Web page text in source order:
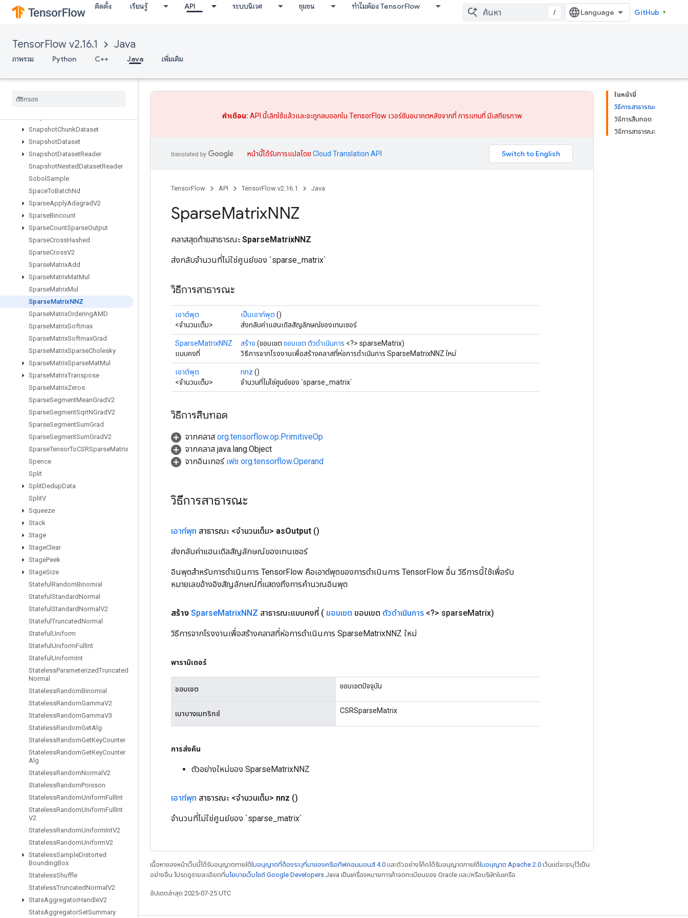
ติดตั้ง เรียนรู้ API ระบบนิเวศ ชุมชน ทำไมต้อง TensorFlow
/ GitHub
TensorFlow v2.16.1 Java
ภาพรวม Python C++ Java เพิ่มเติม
ShuffleDatasetV2
ShuffleDatasetV3
ShutdownTPUSystem
Size
SleepDataset
SnapshotChunkDataset
SnapshotDataset
SnapshotDatasetReader
SnapshotNestedDatasetReader
Sobol Sample
SpaceToBatchNd
SparseApplyAdagradV2
SparseBincount
SparseCountSparseOutput
SparseCrossHashed
SparseCrossV2
SparseMatrixAdd
SparseMatrixMatMul
SparseMatrixMul
SparseMatrixNNZ
SparseMatrixOrderingAMD
SparseMatrixSoftmax
SparseMatrixSoftmaxGrad
SparseMatrixSparseCholesky
SparseMatrixSparseMatMul
SparseMatrixTranspose
SparseMatrixZeros
SparseSegmentMeanGradV2
SparseSegmentSqrtNGradV2
SparseSegmentSumGrad
SparseSegmentSumGradV2
SparseTensorToCSRSparseMatrix
Spence
Split
SplitDedupData
SplitV
Squeeze
Stack
Stage
StageClear
StagePeek
StageSize
Stateful RandomBinomial
Stateful StandardNormal
Stateful StandardNormal V2
Stateful TruncatedNormal
Stateful Uniform
Stateful UniformFull Int
Stateful UniformInt
StatelessParameterizedTruncated
Normal
StatelessRandomBinomial
StatelessRandomGammaV2
StatelessRandomGammaV3
StatelessRandomGetAlg
StatelessRandomGetKeyCounter
StatelessRandomGetKeyCounter
Alg
StatelessRandomNormal V2
StatelessRandomPoisson
StatelessRandomUniformFull Int
StatelessRandomUniformFull Int
V2
StatelessRandomUniformIntV2
StatelessRandomUniformV2
StatelessSampleDistorted
BoundingBox
StatelessShuffle
StatelessTruncatedNormal V2
StatsAggregatorHandleV2
StatsAggregatorSetSummary
ในหน้านี้
วิธีการสาธารณะ
วิธีการสืบทอด
วิธีการสาธารณะ
คำเตือน: API นี้เลิกใช้แล้วและจะถูกลบออกใน TensorFlow เวอร์ชันอนาคตหลังจากที่ การแทนที่ มีเสถียรภาพ
หน้านี้ได้รับการแปลโดย Cloud Translation API
TensorFlow API TensorFlow v2.16.1 Java
SparseMatrixNNZ
คลาสสุดท้ายสาธารณะSparseMatrixNNZ
ส่งกลับจำนวนที่ไม่ใช่ศูนย์ของ `sparse_matrix`
วิธีการสาธารณะ
เอาต์พุต
<จำนวนเต็ม>
เป็นเอาท์พุต ()
ส่งกลับค่าแฮนเดิลสัญลักษณ์ของเทนเซอร์
SparseMatrixNNZ
แบบคงที่
สร้าง (ขอบเขต ขอบเขต ตัวดำเนินการ <?> sparseMatrix)
วิธีการจากโรงงานเพื่อสร้างคลาสที่ห่อการดำเนินการ SparseMatrixNNZ ใหม่
เอาต์พุต
<จำนวนเต็ม>
nnz ()
จำนวนที่ไม่ใช่ศูนย์ของ `sparse_matrix`
วิธีการสืบทอด
จากคลาส org.tensorflow.op.PrimitiveOp
จากคลาส java.lang.Object
จากอินเทอร์ เฟซ org.tensorflow.Operand
วิธีการสาธารณะ
เอาท์พุท สาธารณะ <จำนวนเต็ม> asOutput ()
ส่งกลับค่าแฮนเดิลสัญลักษณ์ของเทนเซอร์
อินพุตสำหรับการดำเนินการ TensorFlow คือเอาต์พุตของการดำเนินการ TensorFlow อื่น วิธีการนี้ใช้เพื่อรับ
หมายเลขอ้างอิงสัญลักษณ์ที่แสดงถึงการคำนวณอินพุต
สร้าง SparseMatrixNNZ สาธารณะแบบคงที่ ( ขอบเขต ขอบเขต ตัวดำเนินการ <?> sparseMatrix)
วิธีการจากโรงงานเพื่อสร้างคลาสที่ห่อการดำเนินการ SparseMatrixNNZ ใหม่
พารามิเตอร์
ขอบเขต ขอบเขตปัจจุบัน
เบาบางเมทริกซ์ CSRSparseMatrix
การส่งคืน
ตัวอย่างใหม่ของ SparseMatrixNNZ
เอาท์พุท สาธารณะ <จำนวนเต็ม> nnz ()
จำนวนที่ไม่ใช่ศูนย์ของ `sparse_matrix`
เนื้อหาของหน้าเว็บนี้ได้รับอนุญาตภายใต้ใบอนุญาตที่ต้องระบุที่มาของครีเอทีฟคอมมอนส์ 4.0 และตัวอย่างโค้ดได้รับอนุญาตภายใต้ใบอนุญาต Apache 2.0 เว้นแต่จะระบุไว้เป็น
อย่างอื่น โปรดดูรายละเอียดที่นโยบายเว็บไซต์ Google Developers Java เป็นเครื่องหมายการค้าจดทะเบียนของ Oracle และ/หรือบริษัทในเครือ
อัปเดตล่าสุด 2025-07-25 UTC